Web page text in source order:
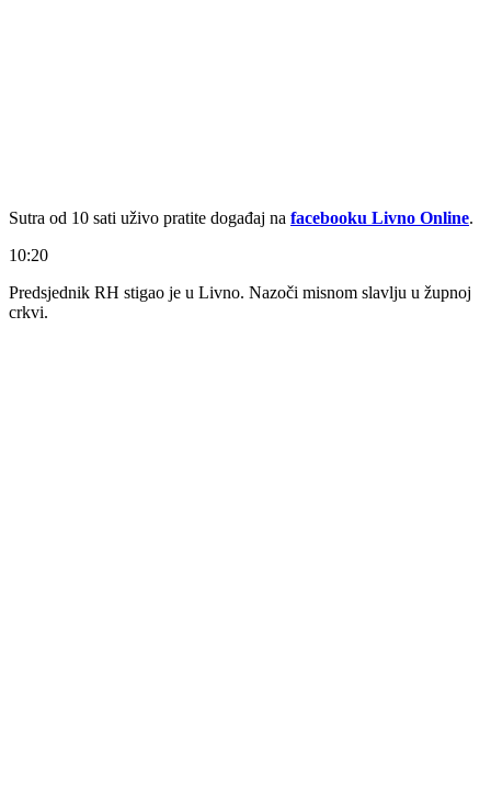
Sutra od 10 sati uživo pratite događaj na facebooku Livno Online.
10:20
Predsjednik RH stigao je u Livno. Nazoči misnom slavlju u župnoj
crkvi.